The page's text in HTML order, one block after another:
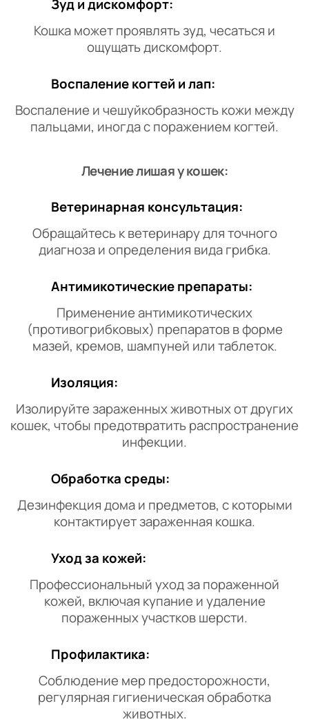
Зуд и дискомфорт:
Кошка может проявлять зуд, чесаться и
ощущать дискомфорт.
Воспаление когтей и лап:
Воспаление и чешуйкобразность кожи между
пальцами, иногда с поражением когтей.
Лечение лишая у кошек:
Ветеринарная консультация:
Обращайтесь к ветеринару для точного
диагноза и определения вида грибка.
Антимикотические препараты:
Применение антимикотических
(противогрибковых) препаратов в форме
мазей, кремов, шампуней или таблеток.
Изоляция:
Изолируйте зараженных животных от других
кошек, чтобы предотвратить распространение
инфекции.
Обработка среды:
Дезинфекция дома и предметов, с которыми
контактирует зараженная кошка.
Уход за кожей:
Профессиональный уход за пораженной
кожей, включая купание и удаление
пораженных участков шерсти.
Профилактика:
Соблюдение мер предосторожности,
регулярная гигиеническая обработка
животных.